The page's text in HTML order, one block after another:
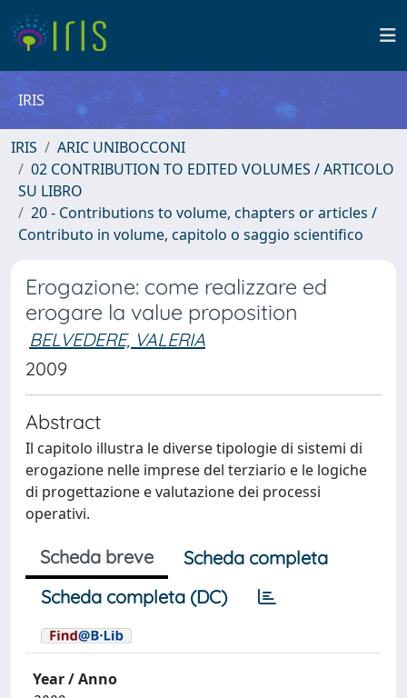
IRIS
IRIS
ARIC UNIBOCCONI
02 CONTRIBUTION TO EDITED VOLUMES / ARTICOLO
SU LIBRO
20 - Contributions to volume, chapters or articles /
Contributo in volume, capitolo o saggio scientifico
Erogazione: come realizzare ed
erogare la value proposition
BELVEDERE, VALERIA
2009
Abstract
Il capitolo illustra le diverse tipologie di sistemi di
erogazione nelle imprese del terziario e le logiche
di progettazione e valutazione dei processi
operativi.
Scheda breve
Scheda completa
Scheda completa (DC)
Year / Anno